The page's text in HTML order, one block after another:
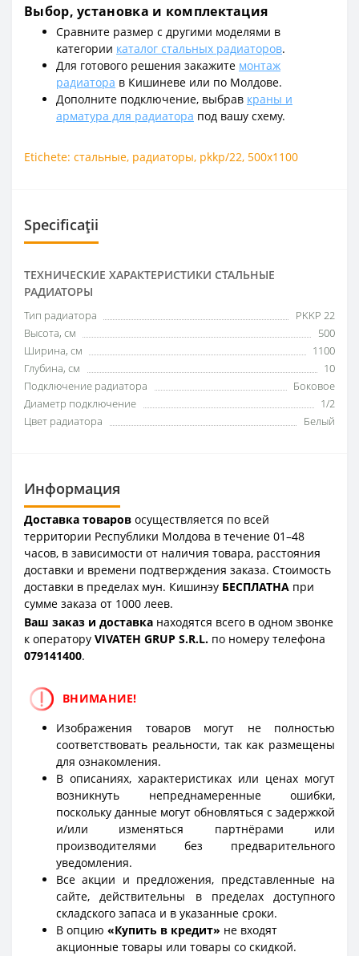
Выбор, установка и комплектация
Сравните размер с другими моделями в
категории каталог стальных радиаторов.
Для готового решения закажите монтаж
радиатора в Кишиневе или по Молдове.
Дополните подключение, выбрав краны и
арматура для радиатора под вашу схему.
Etichete: стальные, радиаторы, pkkp/22, 500x1100
Specificații
ТЕХНИЧЕСКИЕ ХАРАКТЕРИСТИКИ СТАЛЬНЫЕ
РАДИАТОРЫ
Тип радиатора
PKKP 22
Высота, см
500
Ширина, см
1100
Глубина, см
10
Подключение радиатора
Боковое
Диаметр подключение
1/2
Цвет радиатора
Белый
Информация
Доставка товаров осуществляется по всей
территории Республики Молдова в течение 01–48
часов, в зависимости от наличия товара, расстояния
доставки и времени подтверждения заказа. Стоимость
доставки в пределах мун. Кишинэу БЕСПЛАТНА при
сумме заказа от 1000 леев.
Ваш заказ и доставка находятся всего в одном звонке
к оператору VIVATEH GRUP S.R.L. по номеру телефона
079141400.
ВНИМАНИЕ!
Изображения товаров могут не полностью
соответствовать реальности, так как размещены
для ознакомления.
В описаниях, характеристиках или ценах могут
возникнуть непреднамеренные ошибки,
поскольку данные могут обновляться с задержкой
и/или изменяться партнёрами или
производителями без предварительного
уведомления.
Все акции и предложения, представленные на
сайте, действительны в пределах доступного
складского запаса и в указанные сроки.
В опцию «Купить в кредит» не входят
акционные товары или товары со скидкой.